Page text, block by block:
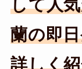
して人
蘭の即
詳しく